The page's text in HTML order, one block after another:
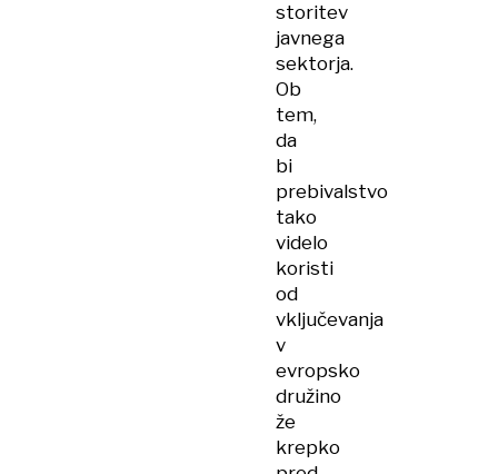
storitev
javnega
sektorja.
Ob
tem,
da
bi
prebivalstvo
tako
videlo
koristi
od
vključevanja
v
evropsko
družino
že
krepko